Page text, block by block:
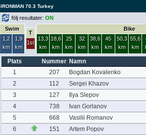
IRONMAN 70.3 Turkey
följ resultater: ON
Swim
1,2
km
1,9
km
T
1st
Bike
13,3
km
18,6
km
25
km
32
km
38,6
km
45
km
50,3
km
55,6
km
Plats Nummer Namn
1
207
Bogdan Kovalenko
2
112
Sergei Khazov
3
127
Ilya Slepov
4
738
Ivan Gorlanov
5
668
Vasilii Romanov
6
151
Artem Popov